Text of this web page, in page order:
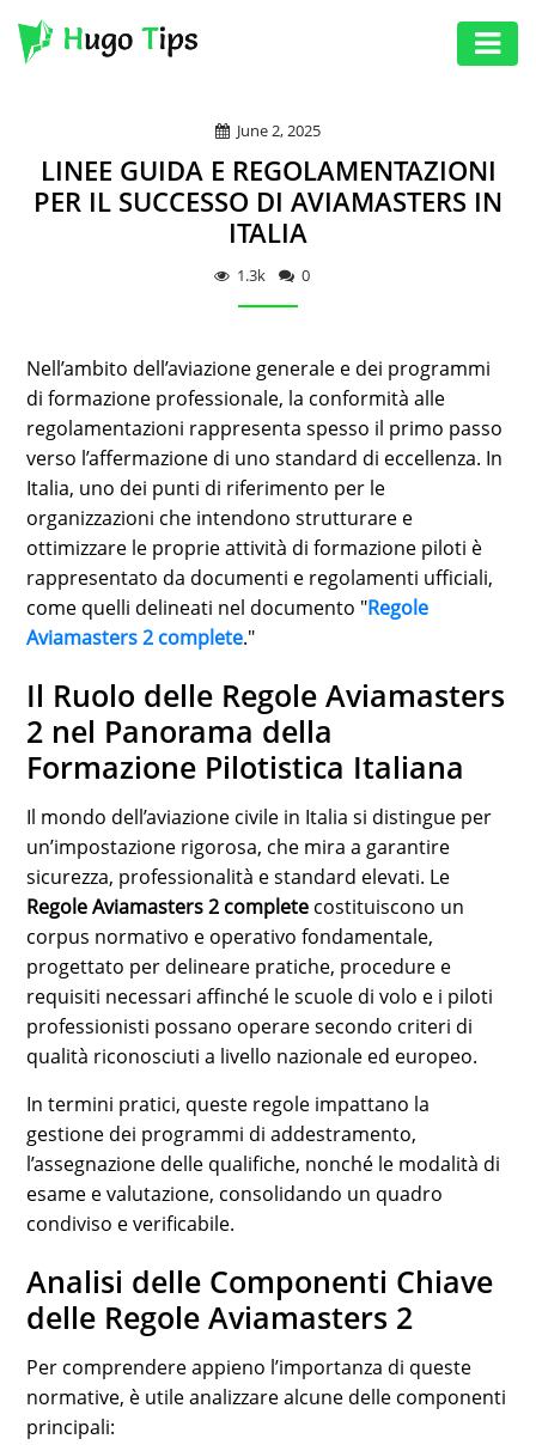
DIGITAL
PHOTOGRAPHY
REAL
ESTATE
SEO
SPORTS
LOAN
INDUSTRIES
CONTACT
June 2, 2025
LINEE GUIDA E REGOLAMENTAZIONI
PER IL SUCCESSO DI AVIAMASTERS IN
ITALIA
1.3k 0
Nell’ambito dell’aviazione generale e dei programmi
di formazione professionale, la conformità alle
regolamentazioni rappresenta spesso il primo passo
verso l’affermazione di uno standard di eccellenza. In
Italia, uno dei punti di riferimento per le
organizzazioni che intendono strutturare e
ottimizzare le proprie attività di formazione piloti è
rappresentato da documenti e regolamenti ufficiali,
come quelli delineati nel documento "Regole
Aviamasters 2 complete."
Il Ruolo delle Regole Aviamasters
2 nel Panorama della
Formazione Pilotistica Italiana
Il mondo dell’aviazione civile in Italia si distingue per
un’impostazione rigorosa, che mira a garantire
sicurezza, professionalità e standard elevati. Le
Regole Aviamasters 2 complete costituiscono un
corpus normativo e operativo fondamentale,
progettato per delineare pratiche, procedure e
requisiti necessari affinché le scuole di volo e i piloti
professionisti possano operare secondo criteri di
qualità riconosciuti a livello nazionale ed europeo.
In termini pratici, queste regole impattano la
gestione dei programmi di addestramento,
l’assegnazione delle qualifiche, nonché le modalità di
esame e valutazione, consolidando un quadro
condiviso e verificabile.
Analisi delle Componenti Chiave
delle Regole Aviamasters 2
Per comprendere appieno l’importanza di queste
normative, è utile analizzare alcune delle componenti
principali: